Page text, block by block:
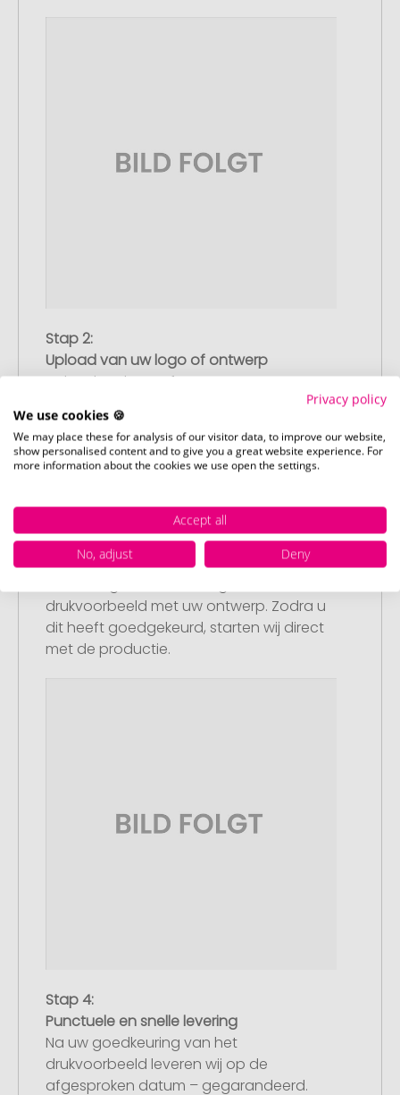
Stap 2:
Upload van uw logo of ontwerp
Upload uw logo of ontwerp op onze
afrekenpagina (checkout) en rond uw
bestelling af. Mocht u op dit moment
geen geschikt bestand beschikbaar
hebben, dan kunt u dit later aanleveren.
Stap 3:
Artikelvoorbeeld en goedkeuring
drukvoorbeeld met uw ontwerp. Zodra u
dit heeft goedgekeurd, starten wij direct
met de productie.
Stap 4:
Punctuele en snelle levering
Na uw goedkeuring van het
drukvoorbeeld leveren wij op de
afgesproken datum – gegarandeerd.
Privacy policy
We use cookies 🍪
We may place these for analysis of our visitor data, to improve our website,
show personalised content and to give you a great website experience. For
more information about the cookies we use open the settings.
Accept all
No, adjust
Deny